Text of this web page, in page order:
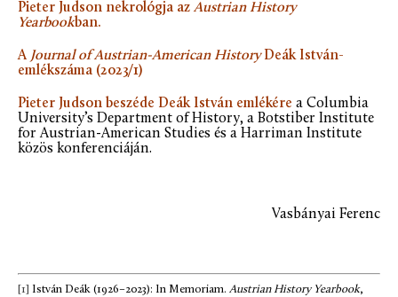
Pieter Judson nekrológja az Austrian History
Yearbookban.
A Journal of Austrian-American HistoryDeák István-
emlékszáma (2023/1)
Pieter Judson beszéde Deák István emlékére a Columbia
University’s Department of History, a Botstiber Institute
for Austrian-American Studies és a Harriman Institute
közös konferenciáján.
Vasbányai Ferenc
[1] István Deák (1926–2023): In Memoriam. Austrian History Yearbook,